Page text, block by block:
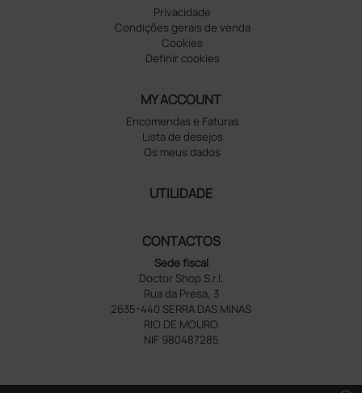
Privacidade
Condições gerais de venda
Cookies
Definir cookies
MY ACCOUNT
Encomendas e Faturas
Lista de desejos
Os meus dados
UTILIDADE
CONTACTOS
Sede fiscal
Doctor Shop S.r.l.
Rua da Presa, 3
2635-440 SERRA DAS MINAS
RIO DE MOURO
NIF 980487285